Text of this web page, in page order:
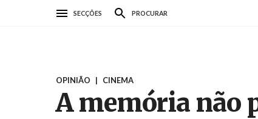
SECÇÕES PROCURAR
OPINIÃO | CINEMA
A memória não